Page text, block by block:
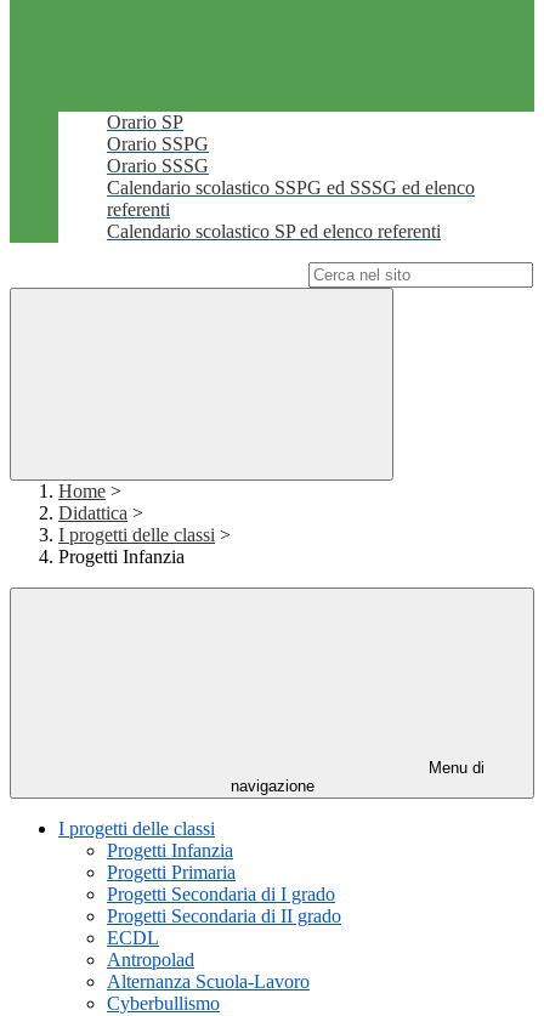
Orario SP
Orario SSPG
Orario SSSG
Calendario scolastico SSPG ed SSSG ed elenco
referenti
Calendario scolastico SP ed elenco referenti
Home >
Didattica >
I progetti delle classi >
Progetti Infanzia
Menu di
navigazione
I progetti delle classi
Progetti Infanzia
Progetti Primaria
Progetti Secondaria di I grado
Progetti Secondaria di II grado
ECDL
Antropolad
Alternanza Scuola-Lavoro
Cyberbullismo